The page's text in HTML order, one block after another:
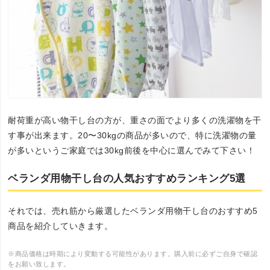
耐荷重が高い物干し台の方が、重さの面でより多くの洗濯物を干
す事が出来ます。20〜30kgの商品が多いので、特に洗濯物の量
が多いというご家庭では30kg前後を中心に選んでみて下さい！
ベランダ用物干し台の人気おすすめランキング5選
それでは、売れ筋から厳選したベランダ用物干し台のおすすめ5
商品を紹介していきます。
※商品価格は時期により変動する可能性があります。購入前に必ずご自身で確認
をお願い致します。